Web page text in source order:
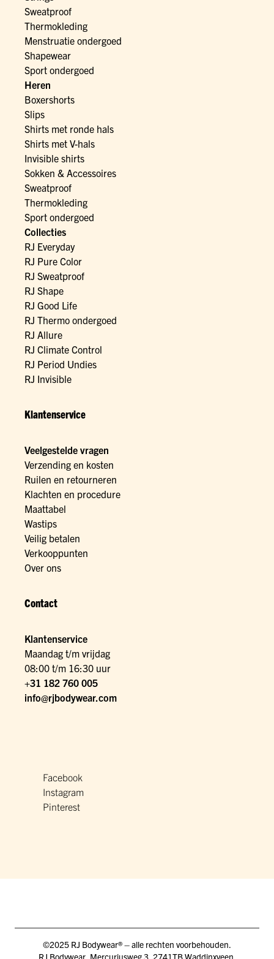
Sweatproof
Thermokleding
Menstruatie ondergoed
Shapewear
Sport ondergoed
Heren
Boxershorts
Slips
Shirts met ronde hals
Shirts met V-hals
Invisible shirts
Sokken & Accessoires
Sweatproof
Thermokleding
Sport ondergoed
Collecties
RJ Everyday
RJ Pure Color
RJ Sweatproof
RJ Shape
RJ Good Life
RJ Thermo ondergoed
RJ Allure
RJ Climate Control
RJ Period Undies
RJ Invisible
Klantenservice
Veelgestelde vragen
Verzending en kosten
Ruilen en retourneren
Klachten en procedure
Maattabel
Wastips
Veilig betalen
Verkooppunten
Over ons
Contact
Klantenservice
Maandag t/m vrijdag
08:00 t/m 16:30 uur
+31 182 760 005
info@rjbodywear.com
Facebook
Instagram
Pinterest
©2025 RJ Bodywear® – alle rechten voorbehouden.
RJ Bodywear, Mercuriusweg 3, 2741TB Waddinxveen,